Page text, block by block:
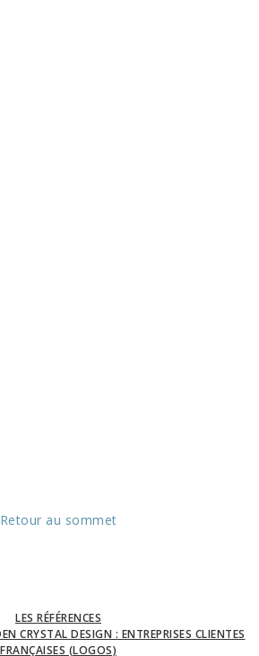
Retour au sommet
LES RÉFÉRENCES